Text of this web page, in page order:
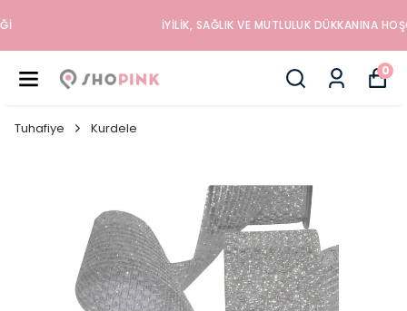
İYILIK, SAĞLIK VE MUTLULUK DÜKKANINA HOŞGELDINIZ
0
Tuhafiye Kurdele